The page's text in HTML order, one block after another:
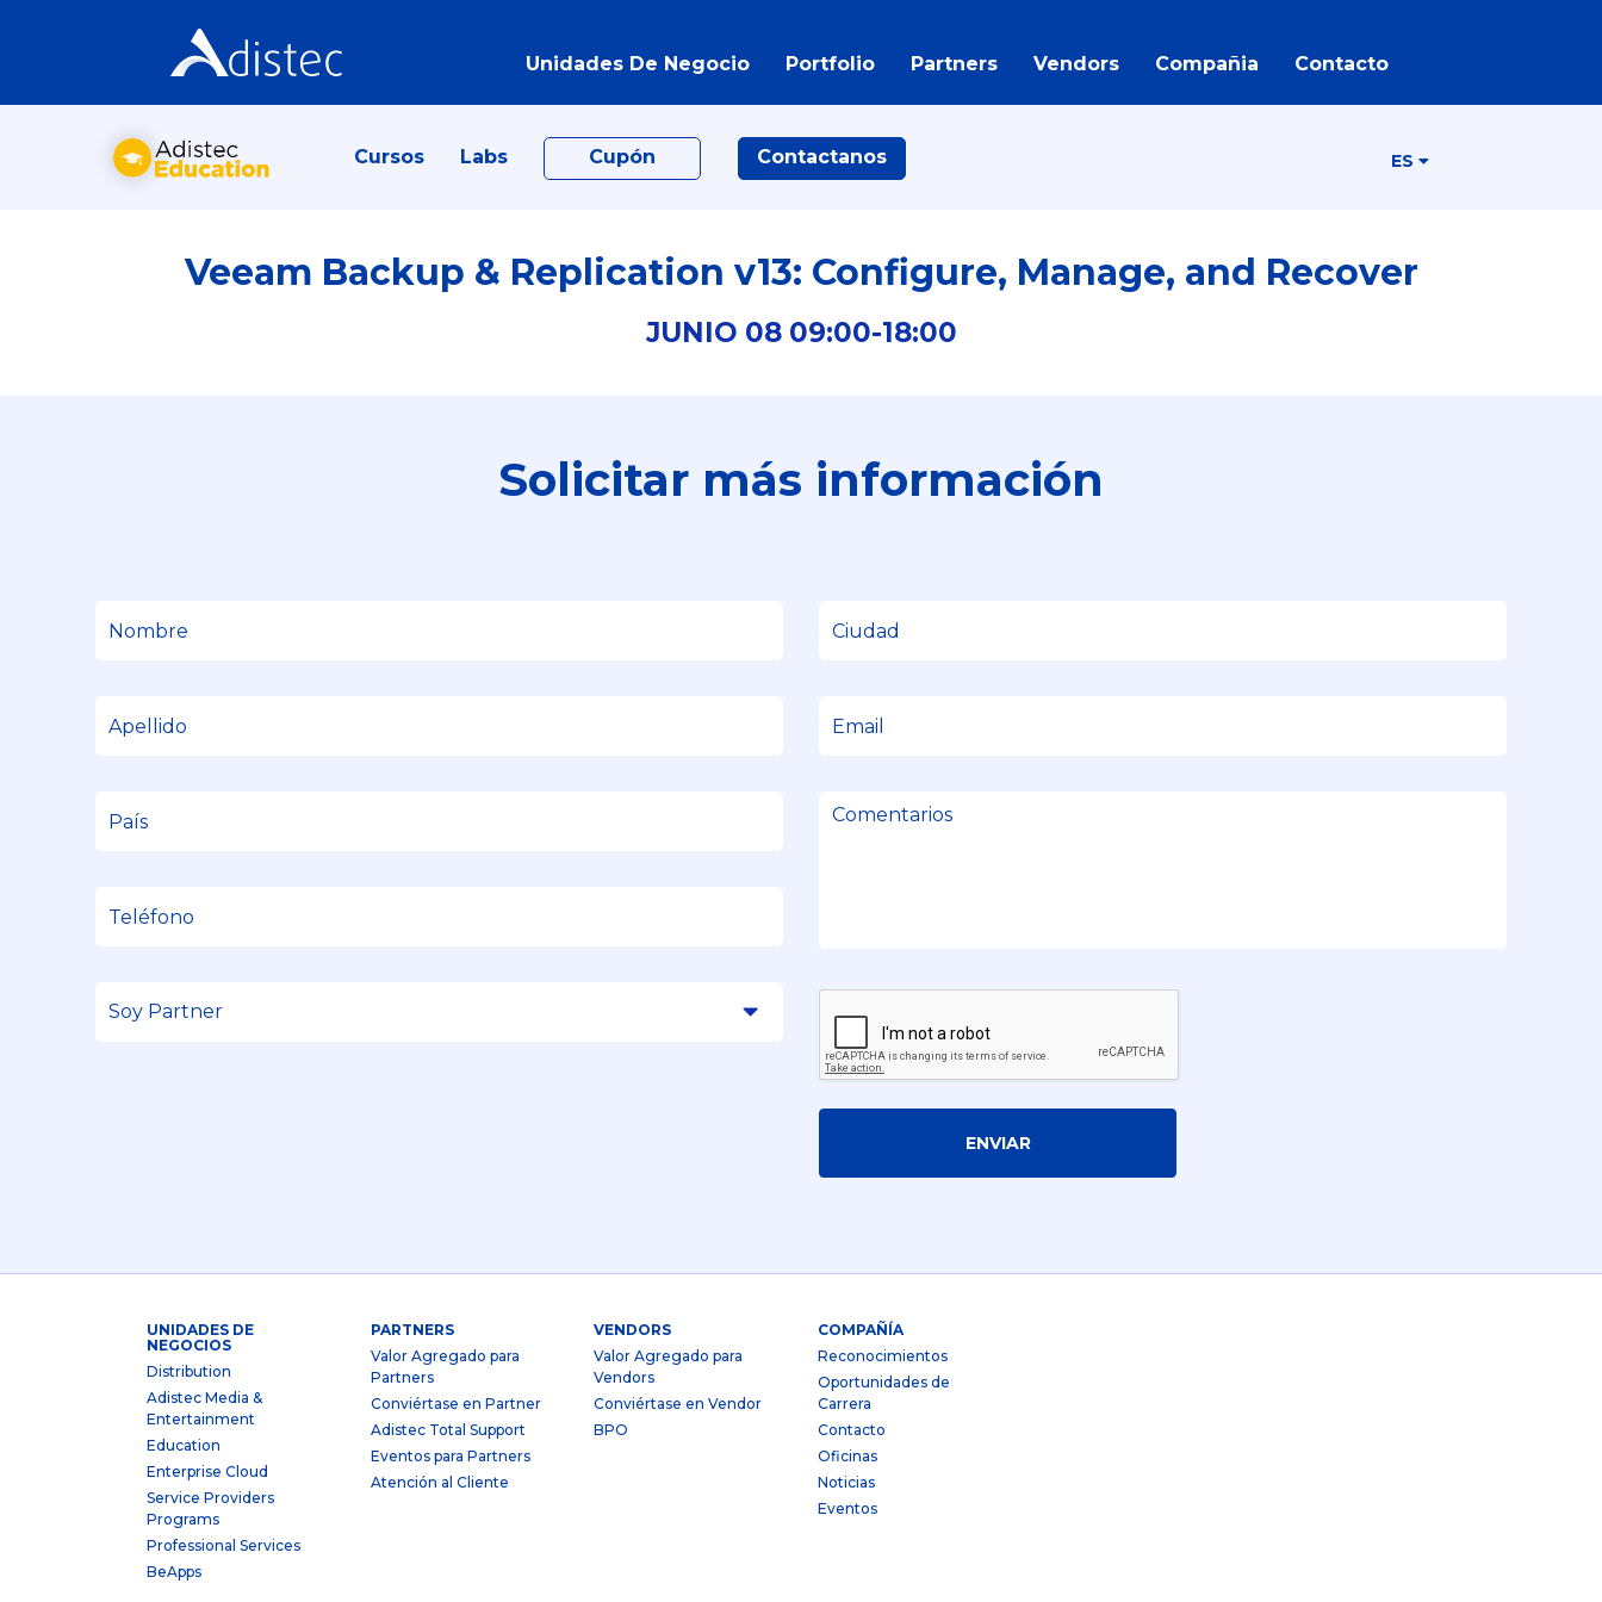
Unidades De Negocio Portfolio Partners Vendors Compañia Contacto
Cursos Labs Cupón Contactanos ES
Veeam Backup & Replication v13: Configure, Manage, and Recover
JUNIO 08 09:00-18:00
Solicitar más información
ENVIAR
UNIDADES DE
NEGOCIOS
Distribution
Adistec Media &
Entertainment
Education
Enterprise Cloud
Service Providers
Programs
Professional Services
BeApps
PARTNERS
Valor Agregado para
Partners
Conviértase en Partner
Adistec Total Support
Eventos para Partners
Atención al Cliente
VENDORS
Valor Agregado para
Vendors
Conviértase en Vendor
BPO
COMPAÑÍA
Reconocimientos
Oportunidades de
Carrera
Contacto
Oficinas
Noticias
Eventos